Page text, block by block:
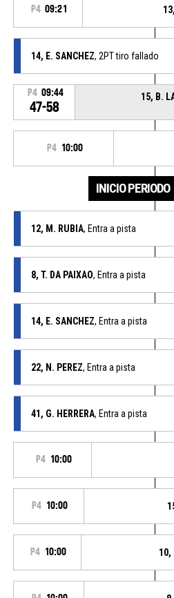
P4 09:21
14, E. SANCHEZ, 2PT tiro fallado
P4 09:44
47-58
15, B.
P4 10:00
INICIO PERIODO
12, M. RUBIA, Entra a pista
8, T. DA PAIXAO, Entra a pista
14, E. SANCHEZ, Entra a pista
22, N. PEREZ, Entra a pista
41, G. HERRERA, Entra a pista
P4 10:00
P4 10:00
P4 10:00 10,